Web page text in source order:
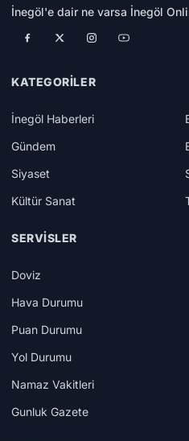
İnegöl'e dair ne varsa İnegöl
KATEGORILER
İnegöl Haberleri
Gündem
Siyaset
Kültür Sanat
SERVISLER
Doviz
Hava Durumu
Puan Durumu
Yol Durumu
Namaz Vakitleri
Gunluk Gazete